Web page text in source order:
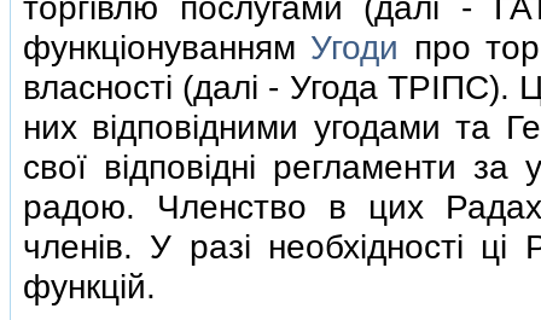
функцiонуванням Угоди про
власностi (далi - Угода ТРIПС).
них вiдповiдними угодами та
свої вiдповiднi регламенти за
радою. Членство в цих
членiв. У разi необхiдностi цi
функцiй.